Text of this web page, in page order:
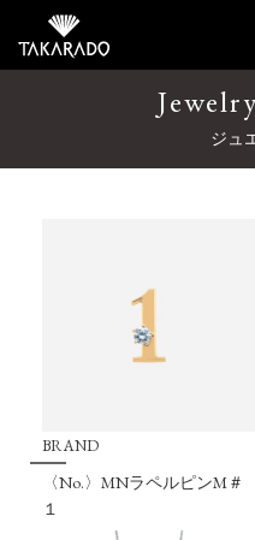
ジュ
BRAND
〈No.〉MNラペルピンM＃
１